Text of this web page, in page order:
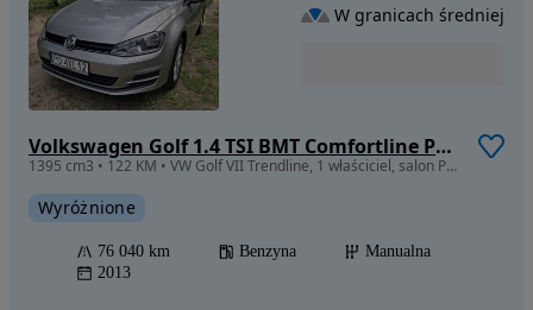
Volkswagen Golf 1.4 TSI BMT Comfortline Perfectline
1395 cm3 • 122 KM • VW Golf VII Trendline, 1 właściciel, salon Polska, bezwypadkowy
Wyróżnione
76 040 km Benzyna
Manualna
2013
W granicach średniej